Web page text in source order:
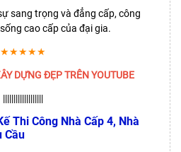
sang trọng và đẳng cấp, công
cao cấp của đại gia.
★★★★★
DỰNG ĐẸP TRÊN YOUTUBE
|||||||||||||||||||
Thi Công Nhà Cấp 4, Nhà
Cầu